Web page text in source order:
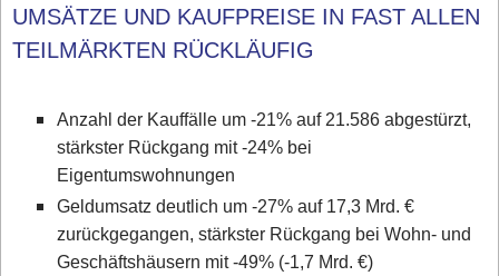
UMSÄTZE UND KAUFPREISE IN FAST ALLEN
TEILMÄRKTEN RÜCKLÄUFIG
Anzahl der Kauffälle um -21% auf 21.586 abgestürzt,
stärkster Rückgang mit -24% bei
Eigentumswohnungen
Geldumsatz deutlich um -27% auf 17,3 Mrd. €
zurückgegangen, stärkster Rückgang bei Wohn- und
Geschäftshäusern mit -49% (-1,7 Mrd. €)